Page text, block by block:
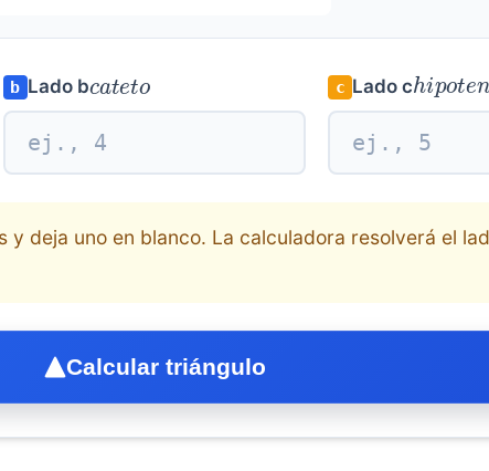
b Lado bcateto c Lado chipote
y deja uno en blanco. La calculadora resolverá el
Calcular triángulo